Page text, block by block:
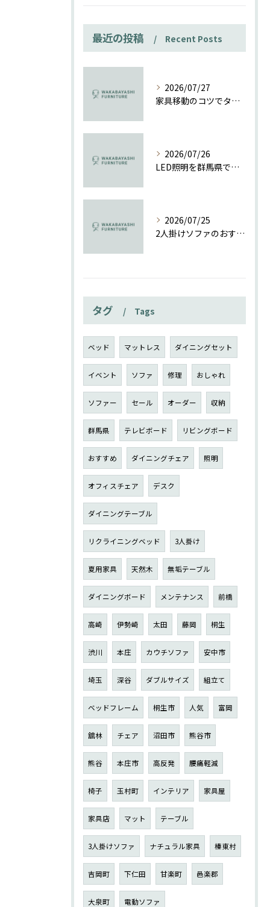
最近の投稿 Recent Posts
2026/07/27
家具移動のコツでタンスも楽々一人で安全に動かす方法ガイド
2026/07/26
LED照明を群馬県で導入する際の補助金活用と工事費相場の徹底解説
2026/07/25
2人掛けソファのおすすめポイントと群馬県で理想の一台を見つける選び方ガイド
タグ Tags
ベッド マットレス ダイニングセット
イベント ソファ 修理 おしゃれ
ソファー セール オーダー 収納
群馬県 テレビボード リビングボード
おすすめ ダイニングチェア 照明
オフィスチェア デスク
ダイニングテーブル
リクライニングベッド 3人掛け
夏用家具 天然木 無垢テーブル
ダイニングボード メンテナンス 前橋
高崎 伊勢崎 太田 藤岡 桐生
渋川 本庄 カウチソファ 安中市
埼玉 深谷 ダブルサイズ 組立て
ベッドフレーム 桐生市 人気 富岡
舘林 チェア 沼田市 熊谷市
熊谷 本庄市 高反発 腰痛軽減
椅子 玉村町 インテリア 家具屋
家具店 マット テーブル
3人掛けソファ ナチュラル家具 榛東村
吉岡町 下仁田 甘楽町 邑楽郡
大泉町 電動ソファ